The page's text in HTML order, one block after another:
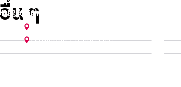
น ๆ
Bar (Spring 2025) by Narmpetch
Gatlinburg
Margaritaville Resort (Spring 2025)
Gatlinburg,Tennessee